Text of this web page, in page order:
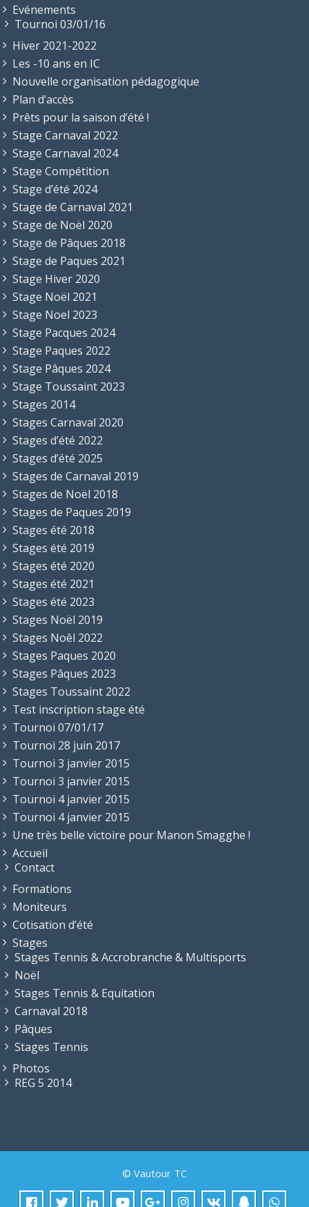
Evénements
Tournoi 03/01/16
Hiver 2021-2022
Les -10 ans en IC
Nouvelle organisation pédagogique
Plan d’accès
Prêts pour la saison d’été !
Stage Carnaval 2022
Stage Carnaval 2024
Stage Compétition
Stage d’été 2024
Stage de Carnaval 2021
Stage de Noël 2020
Stage de Pâques 2018
Stage de Paques 2021
Stage Hiver 2020
Stage Noël 2021
Stage Noel 2023
Stage Pacques 2024
Stage Paques 2022
Stage Pâques 2024
Stage Toussaint 2023
Stages 2014
Stages Carnaval 2020
Stages d’été 2022
Stages d’été 2025
Stages de Carnaval 2019
Stages de Noël 2018
Stages de Paques 2019
Stages été 2018
Stages été 2019
Stages été 2020
Stages été 2021
Stages été 2023
Stages Noël 2019
Stages Noêl 2022
Stages Paques 2020
Stages Pâques 2023
Stages Toussaint 2022
Test inscription stage été
Tournoi 07/01/17
Tournoi 28 juin 2017
Tournoi 3 janvier 2015
Tournoi 3 janvier 2015
Tournoi 4 janvier 2015
Tournoi 4 janvier 2015
Une très belle victoire pour Manon Smagghe !
Accueil
Contact
Formations
Moniteurs
Cotisation d’été
Stages
Stages Tennis & Accrobranche & Multisports
Noël
Stages Tennis & Equitation
Carnaval 2018
Pâques
Stages Tennis
Photos
REG 5 2014
© Vautour TC